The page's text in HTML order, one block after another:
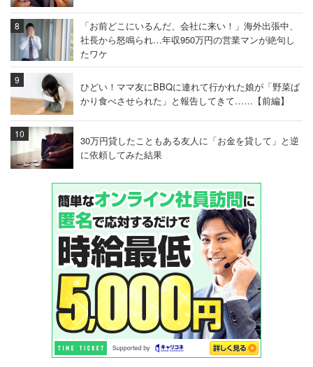
「お前どこにいるんだ、会社に来い！」海外出張中、
社長から怒鳴られ…年収950万円の営業マンが絶句し
たワケ
ひどい！ママ友にBBQに連れて行かれた娘が「野菜ば
かり食べさせられた」と報告してきて……【前編】
30万円貸したこともある友人に「お金を貸して」と逆
に依頼してみた結果